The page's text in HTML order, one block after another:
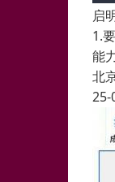
启
1.
能
北
25-